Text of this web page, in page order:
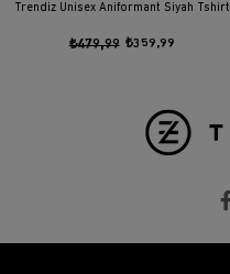
Trendiz Unisex Aniformant Siyah Tshirt
₺359,99
₺479,99